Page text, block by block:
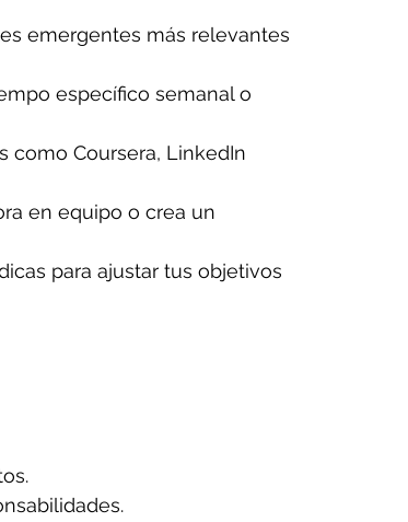
emergentes más relevantes
específico semanal o
como Coursera, LinkedIn
en equipo o crea un
para ajustar tus objetivos